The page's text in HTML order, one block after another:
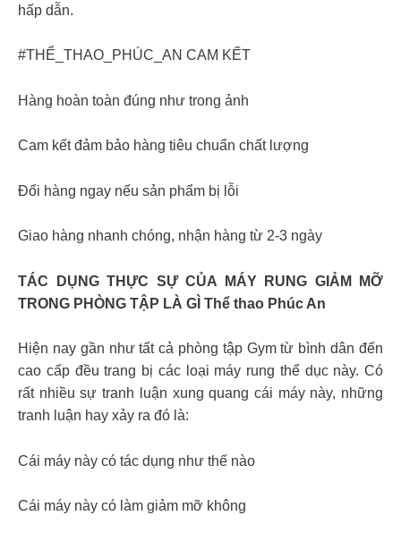
hấp dẫn.
#THỂ_THAO_PHÚC_AN CAM KẾT
Hàng hoàn toàn đúng như trong ảnh
Cam kết đảm bảo hàng tiêu chuẩn chất lượng
Đổi hàng ngay nếu sản phẩm bị lỗi
Giao hàng nhanh chóng, nhận hàng từ 2-3 ngày
TÁC DỤNG THỰC SỰ CỦA MÁY RUNG GIẢM MỠ
TRONG PHÒNG TẬP LÀ GÌ Thể thao Phúc An
Hiện nay gần như tất cả phòng tập Gym từ bình dân đến
cao cấp đều trang bị các loại máy rung thể dục này. Có
rất nhiều sự tranh luận xung quang cái máy này, những
tranh luận hay xảy ra đó là:
Cái máy này có tác dụng như thế nào
Cái máy này có làm giảm mỡ không